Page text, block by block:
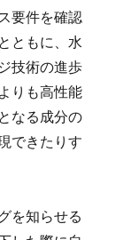
要件を確認
ともに、水
技術の進歩
りも高性能
なる成分の
できたりす
を知らせる